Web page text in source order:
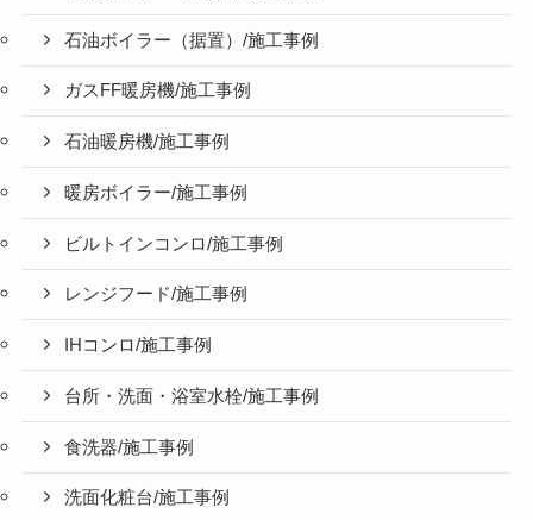
石油ボイラー（据置）/施工事例
ガスFF暖房機/施工事例
石油暖房機/施工事例
暖房ボイラー/施工事例
ビルトインコンロ/施工事例
レンジフード/施工事例
IHコンロ/施工事例
台所・洗面・浴室水栓/施工事例
食洗器/施工事例
洗面化粧台/施工事例